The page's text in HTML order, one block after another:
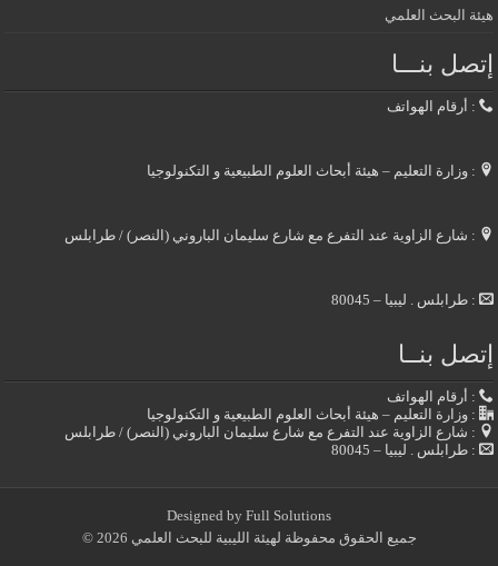
هيئة البحث العلمي
إتصل بنـــا
: أرقام الهواتف
: وزارة التعليم – هيئة أبحاث العلوم الطبيعية و التكنولوجيا
: شارع الزاوية عند التفرع مع شارع سليمان الباروني (النصر) / طرابلس
: طرابلس . ليبيا – 80045
إتصل بنــا
: أرقام الهواتف
: وزارة التعليم – هيئة أبحاث العلوم الطبيعية و التكنولوجيا
: شارع الزاوية عند التفرع مع شارع سليمان الباروني (النصر) / طرابلس
: طرابلس . ليبيا – 80045
Designed by Full Solutions
جميع الحقوق محفوظة لهيئة الليبية للبحث العلمي 2026 ©